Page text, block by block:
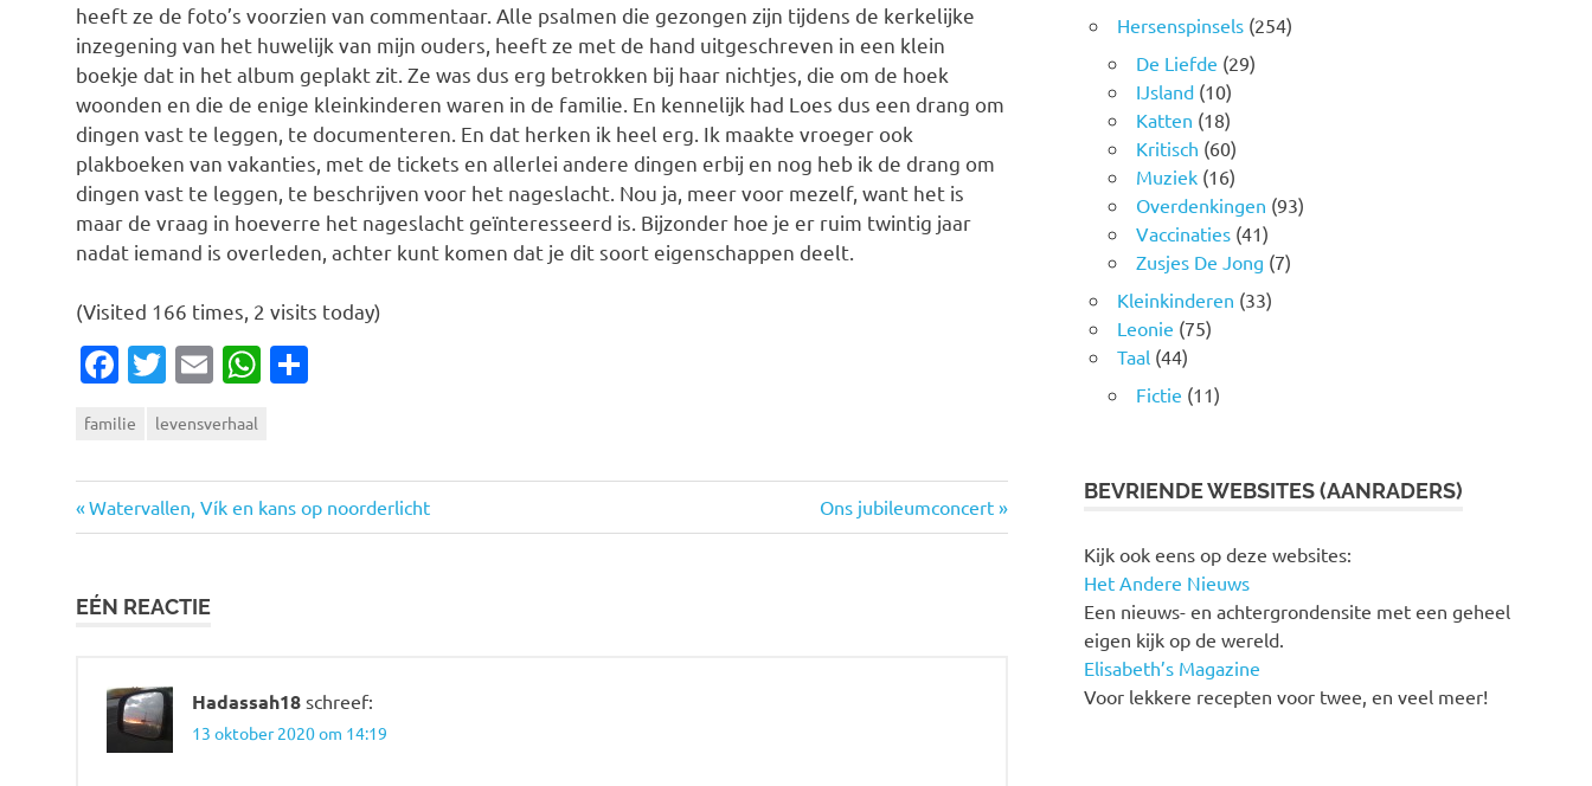
heeft ze de foto’s voorzien van commentaar. Alle psalmen die gezongen zijn tijdens de kerkelijke
inzegening van het huwelijk van mijn ouders, heeft ze met de hand uitgeschreven in een klein
boekje dat in het album geplakt zit. Ze was dus erg betrokken bij haar nichtjes, die om de hoek
woonden en die de enige kleinkinderen waren in de familie. En kennelijk had Loes dus een drang om
dingen vast te leggen, te documenteren. En dat herken ik heel erg. Ik maakte vroeger ook
plakboeken van vakanties, met de tickets en allerlei andere dingen erbij en nog heb ik de drang om
dingen vast te leggen, te beschrijven voor het nageslacht. Nou ja, meer voor mezelf, want het is
maar de vraag in hoeverre het nageslacht geïnteresseerd is. Bijzonder hoe je er ruim twintig jaar
nadat iemand is overleden, achter kunt komen dat je dit soort eigenschappen deelt.
(Visited 166 times, 2 visits today)
Facebook
Twitter
EmailWhatsApp
familie levensverhaal
Bericht
Vorige
bericht:
Watervallen, Vík en kans op noorderlicht
Volgende
bericht:
Ons jubileumconcert
EÉN REACTIE
Hadassah18 schreef:
13 oktober 2020 om 14:19
Hersenspinsels (254)
De Liefde (29)
IJsland (10)
Katten (18)
Kritisch (60)
Muziek (16)
Overdenkingen (93)
Vaccinaties (41)
Zusjes De Jong (7)
Kleinkinderen (33)
Leonie (75)
Taal (44)
Fictie (11)
BEVRIENDE WEBSITES (AANRADERS)
Kijk ook eens op deze websites:
Het Andere Nieuws
Een nieuws- en achtergrondensite met een geheel
eigen kijk op de wereld.
Elisabeth’s Magazine
Voor lekkere recepten voor twee, en veel meer!